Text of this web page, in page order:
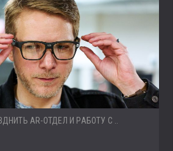
AR-ОТДЕЛ И РАБОТУ С ..